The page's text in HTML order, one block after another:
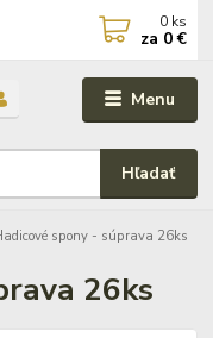
Menu
Hľadať
0 ks
za 0 €
spony - súprava 26ks
26ks